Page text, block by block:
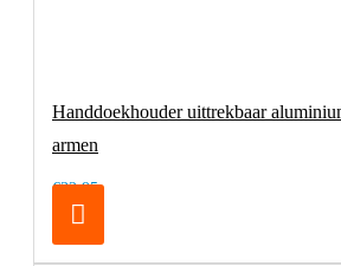
Handdoekhouder uittrekbaar
armen
€32,95